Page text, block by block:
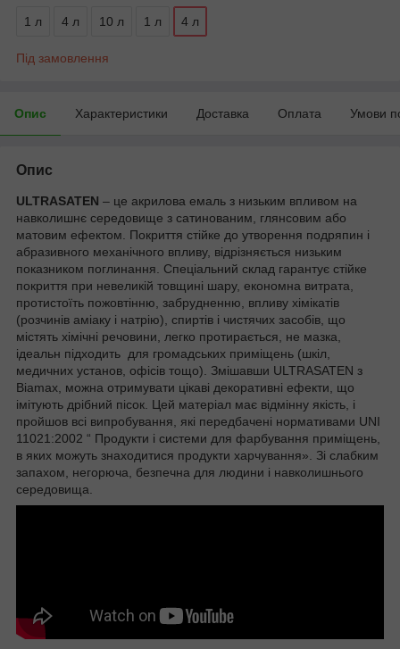
1 л 4 л 10 л 1 л 4 л
Під замовлення
Опис Характеристики Доставка Оплата Умови
Опис
ULTRASATEN – це акрилова емаль з низьким впливом на
навколишнє середовище з сатинованим, глянсовим або
матовим ефектом. Покриття стійке до утворення подряпин і
абразивного механічного впливу, відрізняється низьким
показником поглинання. Спеціальний склад гарантує стійке
покриття при невеликій товщині шару, економна витрата,
протистоїть пожовтінню, забрудненню, впливу хімікатів
(розчинів аміаку і натрію), спиртів і чистячих засобів, що
містять хімічні речовини, легко протирається, не мазка,
ідеальн підходить для громадських приміщень (шкіл,
медичних установ, офісів тощо). Змішавши ULTRASATEN з
Biamax, можна отримувати цікаві декоративні ефекти, що
імітують дрібний пісок. Цей матеріал має відмінну якість, і
пройшов всі випробування, які передбачені нормативами UNI
11021:2002 “ Продукти і системи для фарбування приміщень,
в яких можуть знаходитися продукти харчування». Зі слабким
запахом, негорюча, безпечна для людини і навколишнього
середовища.